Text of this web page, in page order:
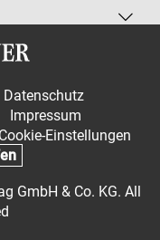
Datenschutz
Impressum
Cookie-Einstellungen
GmbH & Co. KG. All